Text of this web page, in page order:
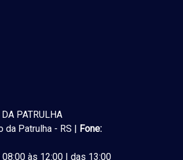
PATRULHA
da Patrulha - RS | Fone:
às 12:00 | das 13:00